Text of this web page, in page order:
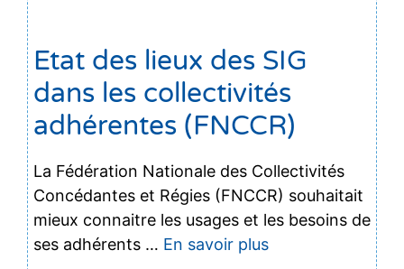
Etat des lieux des SIG
dans les collectivités
adhérentes (FNCCR)
La Fédération Nationale des Collectivités
Concédantes et Régies (FNCCR) souhaitait
mieux connaitre les usages et les besoins de
ses adhérents … En savoir plus